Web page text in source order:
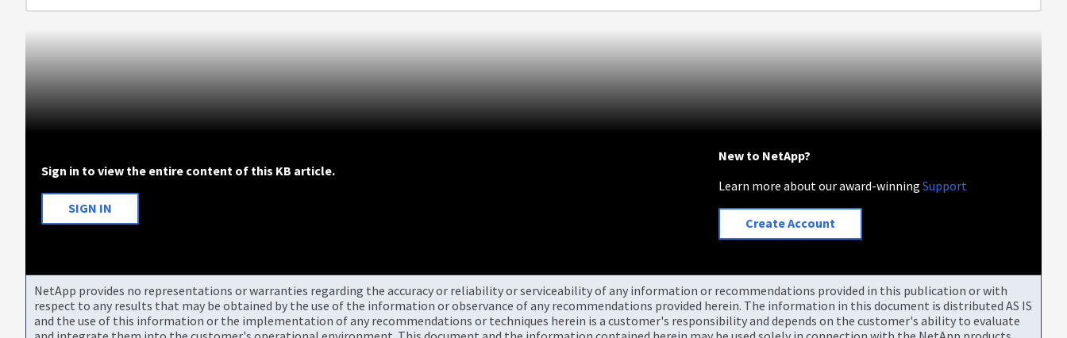
Sign in to view the entire content of this KB article.
SIGN IN
New to NetApp?
Learn more about our award-winningSupport
Create Account
NetApp provides no representations or warranties regarding the accuracy or reliability or serviceability of any information or recommendations provided in this publication or with
respect to any results that may be obtained by the use of the information or observance of any recommendations provided herein. The information in this document is distributed AS IS
and the use of this information or the implementation of any recommendations or techniques herein is a customer's responsibility and depends on the customer's ability to evaluate